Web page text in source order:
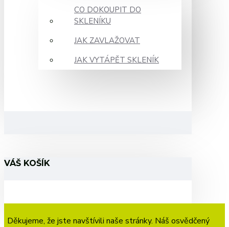
CO DOKOUPIT DO
SKLENÍKU
JAK ZAVLAŽOVAT
JAK VYTÁPĚT SKLENÍK
VÁŠ KOŠÍK
Děkujeme, že jste navštívili naše stránky. Náš osvědčený